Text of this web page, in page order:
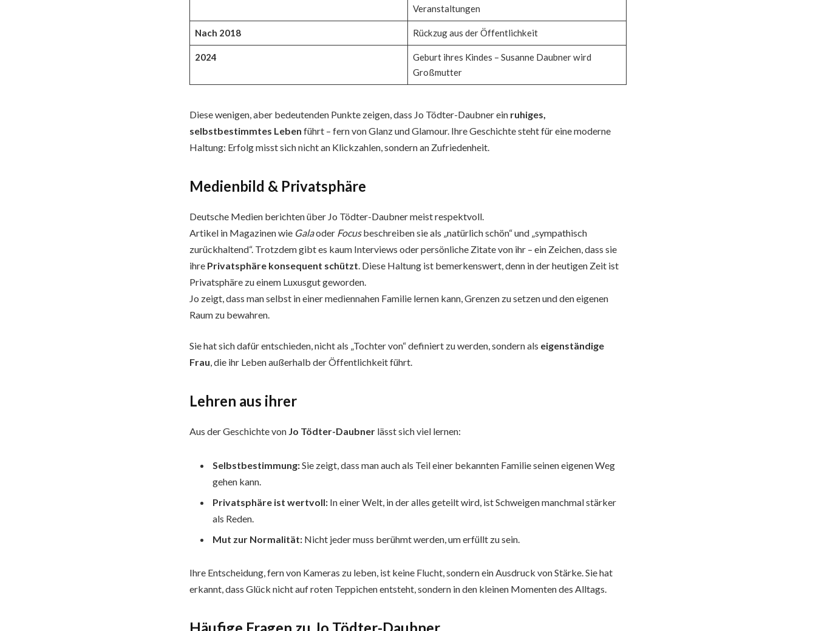
Veranstaltungen
Nach 2018 Rückzug aus der Öffentlichkeit
2024
Geburt ihres Kindes – Susanne Daubner wird
Großmutter
Diese wenigen, aber bedeutenden Punkte zeigen, dass Jo Tödter-Daubner ein ruhiges,
selbstbestimmtes Leben führt – fern von Glanz und Glamour. Ihre Geschichte steht für eine moderne
Haltung: Erfolg misst sich nicht an Klickzahlen, sondern an Zufriedenheit.
Medienbild & Privatsphäre
Deutsche Medien berichten über Jo Tödter-Daubner meist respektvoll.
Artikel in Magazinen wie Galaoder Focusbeschreiben sie als „natürlich schön“ und „sympathisch
zurückhaltend“. Trotzdem gibt es kaum Interviews oder persönliche Zitate von ihr – ein Zeichen, dass sie
ihre Privatsphäre konsequent schützt . Diese Haltung ist bemerkenswert, denn in der heutigen Zeit ist
Privatsphäre zu einem Luxusgut geworden.
Jo zeigt, dass man selbst in einer mediennahen Familie lernen kann, Grenzen zu setzen und den eigenen
Raum zu bewahren.
Sie hat sich dafür entschieden, nicht als „Tochter von“ definiert zu werden, sondern als eigenständige
Frau, die ihr Leben außerhalb der Öffentlichkeit führt.
Lehren aus ihrer
Aus der Geschichte von Jo Tödter-Daubner lässt sich viel lernen:
Selbstbestimmung:Sie zeigt, dass man auch als Teil einer bekannten Familie seinen eigenen Weg
gehen kann.
Privatsphäre ist wertvoll: In einer Welt, in der alles geteilt wird, ist Schweigen manchmal stärker
als Reden.
Mut zur Normalität: Nicht jeder muss berühmt werden, um erfüllt zu sein.
Ihre Entscheidung, fern von Kameras zu leben, ist keine Flucht, sondern ein Ausdruck von Stärke. Sie hat
erkannt, dass Glück nicht auf roten Teppichen entsteht, sondern in den kleinen Momenten des Alltags.